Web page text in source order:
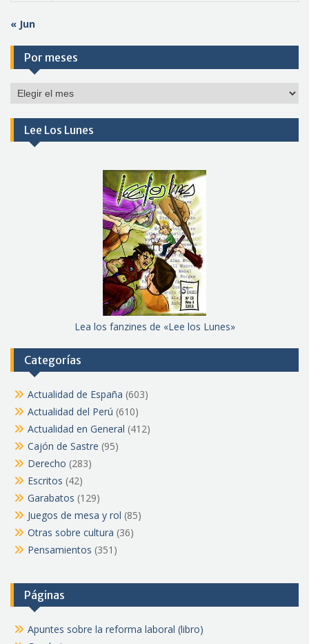
« Jun
Por meses
Por
Lee Los Lunes
Lea los fanzines de «Lee los Lunes»
Categorías
Actualidad de España (603)
Actualidad del Perú (610)
Actualidad en General (412)
Cajón de Sastre (95)
Derecho (283)
Escritos (42)
Garabatos (129)
Juegos de mesa y rol (85)
Otras sobre cultura (36)
Pensamientos (351)
Páginas
Apuntes sobre la reforma laboral (libro)